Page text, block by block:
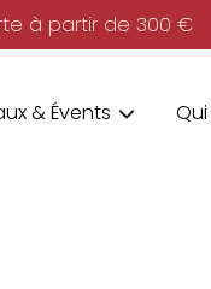
à partir de 300 €
& Évents